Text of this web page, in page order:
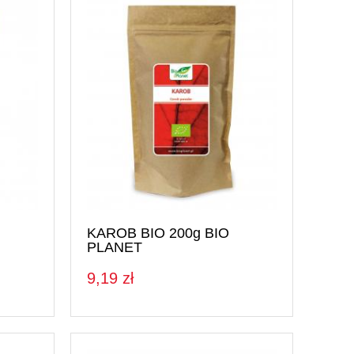
KAROB BIO 200g BIO
PLANET
9,19 zł